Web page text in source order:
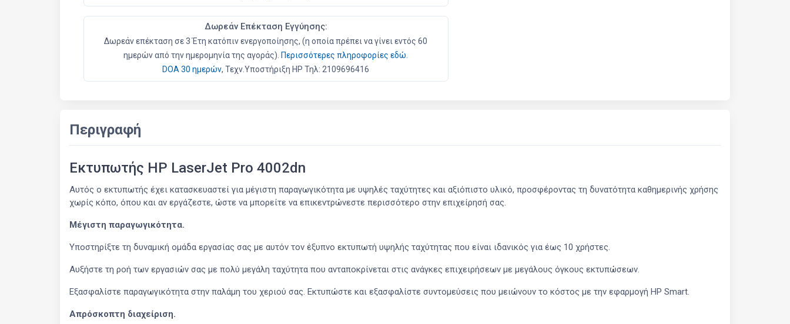
Δωρεάν Επέκταση Εγγύησης:
Δωρεάν επέκταση σε 3 Έτη κατόπιν ενεργοποίησης, (η οποία πρέπει να γίνει εντός 60
ημερών από την ημερομηνία της αγοράς). Περισσότερες πληροφορίες εδώ.
DOA 30 ημερών, Τεχν.Υποστήριξη HP Τηλ: 2109696416
Περιγραφή
Εκτυπωτής HP LaserJet Pro 4002dn
Αυτός ο εκτυπωτής έχει κατασκευαστεί για μέγιστη παραγωγικότητα με υψηλές ταχύτητες και αξιόπιστο υλικό, προσφέροντας τη δυνατότητα καθημερινής χρήσης
χωρίς κόπο, όπου και αν εργάζεστε, ώστε να μπορείτε να επικεντρώνεστε περισσότερο στην επιχείρησή σας.
Μέγιστη παραγωγικότητα.
Υποστηρίξτε τη δυναμική ομάδα εργασίας σας με αυτόν τον έξυπνο εκτυπωτή υψηλής ταχύτητας που είναι ιδανικός για έως 10 χρήστες.
Αυξήστε τη ροή των εργασιών σας με πολύ μεγάλη ταχύτητα που ανταποκρίνεται στις ανάγκες επιχειρήσεων με μεγάλους όγκους εκτυπώσεων.
Εξασφαλίστε παραγωγικότητα στην παλάμη του χεριού σας. Εκτυπώστε και εξασφαλίστε συντομεύσεις που μειώνουν το κόστος με την εφαρμογή HP Smart.
Απρόσκοπτη διαχείριση.